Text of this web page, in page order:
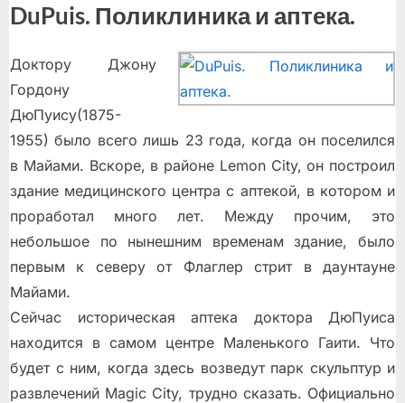
DuPuis. Поликлиника и аптека.
Доктору Джону
Гордону
ДюПуису(1875-
1955) было всего лишь 23 года, когда он поселился
в Майами. Вскоре, в районе Lemon City, он построил
здание медицинского центра с аптекой, в котором и
проработал много лет. Между прочим, это
небольшое по нынешним временам здание, было
первым к северу от Флаглер стрит в даунтауне
Майами.
Сейчас историческая аптека доктора ДюПуиса
находится в самом центре Маленького Гаити. Что
будет с ним, когда здесь возведут парк скульптур и
развлечений Magic City, трудно сказать. Официально